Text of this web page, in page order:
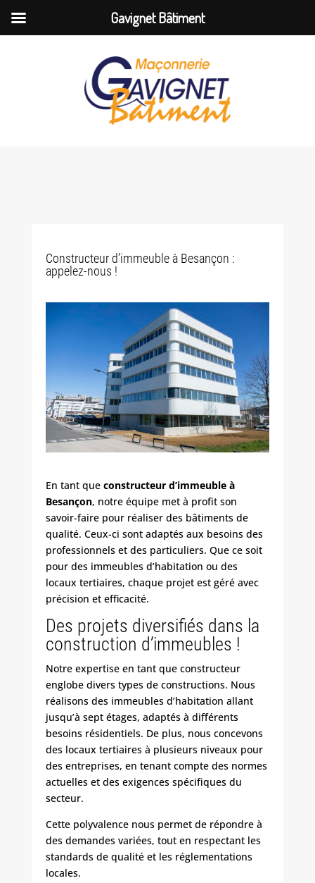
Constructeur d’immeuble à Besançon :
appelez-nous !
En tant que constructeur d’immeuble à
Besançon, notre équipe met à profit son
savoir-faire pour réaliser des bâtiments de
qualité. Ceux-ci sont adaptés aux besoins des
professionnels et des particuliers. Que ce soit
pour des immeubles d’habitation ou des
locaux tertiaires, chaque projet est géré avec
précision et efficacité.
Des projets diversifiés dans la
construction d’immeubles !
Notre expertise en tant que constructeur
englobe divers types de constructions. Nous
réalisons des immeubles d’habitation allant
jusqu’à sept étages, adaptés à différents
besoins résidentiels. De plus, nous concevons
des locaux tertiaires à plusieurs niveaux pour
des entreprises, en tenant compte des normes
actuelles et des exigences spécifiques du
secteur.
Cette polyvalence nous permet de répondre à
des demandes variées, tout en respectant les
standards de qualité et les réglementations
locales.
Gavignet Bâtiment